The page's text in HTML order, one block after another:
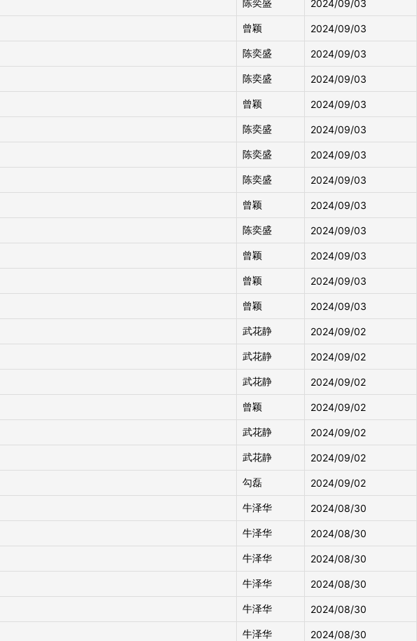
陈奕盛 2024/09/03
曾颖 2024/09/03
陈奕盛 2024/09/03
陈奕盛 2024/09/03
曾颖 2024/09/03
陈奕盛 2024/09/03
陈奕盛 2024/09/03
陈奕盛 2024/09/03
曾颖 2024/09/03
陈奕盛 2024/09/03
曾颖 2024/09/03
曾颖 2024/09/03
曾颖 2024/09/03
武花静 2024/09/02
武花静 2024/09/02
武花静 2024/09/02
曾颖 2024/09/02
武花静 2024/09/02
武花静 2024/09/02
勾磊 2024/09/02
牛泽华 2024/08/30
牛泽华 2024/08/30
牛泽华 2024/08/30
牛泽华 2024/08/30
牛泽华 2024/08/30
牛泽华 2024/08/30